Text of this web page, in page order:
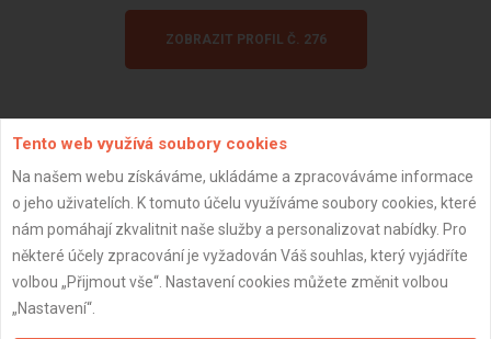
ZOBRAZIT PROFIL Č. 276
Důležité informace
Naše firmy a řemeslníci
Zpracování a ochrana osobních údajů
Tento web využívá soubory cookies
Na našem webu získáváme, ukládáme a zpracováváme informace
o jeho uživatelích. K tomuto účelu využíváme soubory cookies, které
nám pomáhají zkvalitnit naše služby a personalizovat nabídky. Pro
některé účely zpracování je vyžadován Váš souhlas, který vyjádříte
volbou „Přijmout vše“. Nastavení cookies můžete změnit volbou
„Nastavení“.